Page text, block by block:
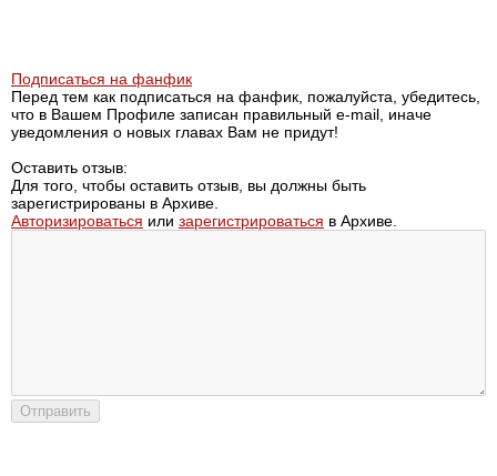
Подписаться на фанфик
Перед тем как подписаться на фанфик, пожалуйста, убедитесь,
что в Вашем Профиле записан правильный e-mail, иначе
уведомления о новых главах Вам не придут!
Оставить отзыв:
Для того, чтобы оставить отзыв, вы должны быть
зарегистрированы в Архиве.
Авторизироваться или зарегистрироваться в Архиве.